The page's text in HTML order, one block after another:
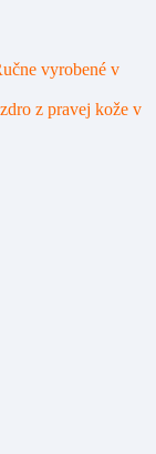
vyrobené v
z pravej kože v